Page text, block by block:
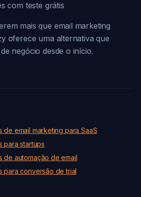
com teste grátis
mais que email marketing
oferece uma alternativa que
negócio desde o início.
de email marketing para SaaS
para startups
de automação de email
para conversão de trial